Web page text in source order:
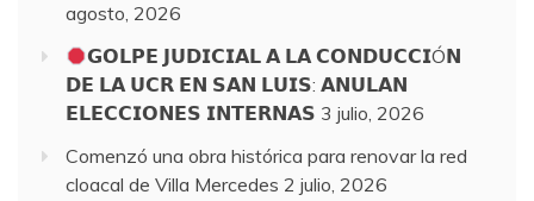
agosto, 2026
𝗚𝗢𝗟𝗣𝗘 𝗝𝗨𝗗𝗜𝗖𝗜𝗔𝗟 𝗔 𝗟𝗔 𝗖𝗢𝗡𝗗𝗨𝗖𝗖𝗜Ó𝗡
𝗗𝗘 𝗟𝗔 𝗨𝗖𝗥 𝗘𝗡 𝗦𝗔𝗡 𝗟𝗨𝗜𝗦: 𝗔𝗡𝗨𝗟𝗔𝗡
𝗘𝗟𝗘𝗖𝗖𝗜𝗢𝗡𝗘𝗦 𝗜𝗡𝗧𝗘𝗥𝗡𝗔𝗦 3 julio, 2026
Comenzó una obra histórica para renovar la red
cloacal de Villa Mercedes 2 julio, 2026